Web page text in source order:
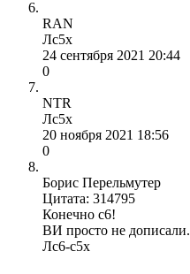
RAN
Лс5х
24 сентября 2021 20:44
0
NTR
Лс5х
20 ноября 2021 18:56
0
Борис Перельмутер
Цитата: 314795
Конечно с6!
ВИ просто не дописали.
Лс6-с5х